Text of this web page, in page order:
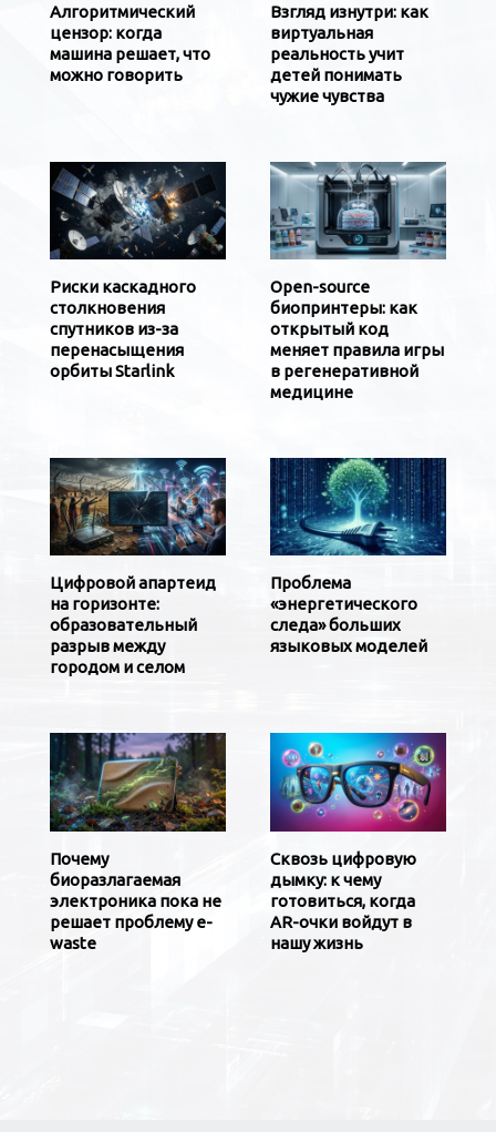
Алгоритмический
цензор: когда
машина решает, что
можно говорить
Взгляд изнутри: как
виртуальная
реальность учит
детей понимать
чужие чувства
Риски каскадного
столкновения
спутников из-за
перенасыщения
орбиты Starlink
Open-source
биопринтеры: как
открытый код
меняет правила игры
в регенеративной
медицине
Цифровой апартеид
на горизонте:
образовательный
разрыв между
городом и селом
Проблема
«энергетического
следа» больших
языковых моделей
Почему
биоразлагаемая
электроника пока не
решает проблему e-
waste
Сквозь цифровую
дымку: к чему
готовиться, когда
AR-очки войдут в
нашу жизнь